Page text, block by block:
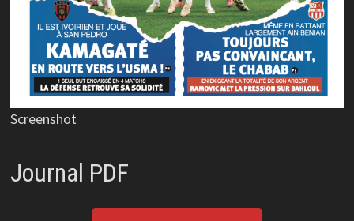
Screenshot
Journal PDF